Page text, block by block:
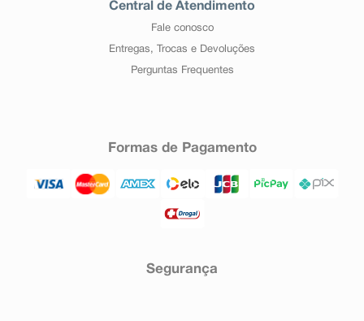
Central de Atendimento
Fale conosco
Entregas, Trocas e Devoluções
Perguntas Frequentes
Formas de Pagamento
Segurança